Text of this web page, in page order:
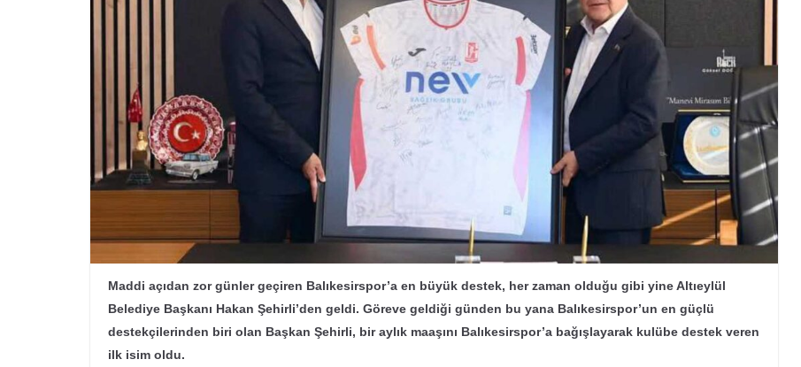
Maddi açıdan zor günler geçiren Balıkesirspor’a en büyük destek, her zaman olduğu gibi yine Altıeylül
Belediye Başkanı Hakan Şehirli’den geldi. Göreve geldiği günden bu yana Balıkesirspor’un en güçlü
destekçilerinden biri olan Başkan Şehirli, bir aylık maaşını Balıkesirspor’a bağışlayarak kulübe destek veren
ilk isim oldu.